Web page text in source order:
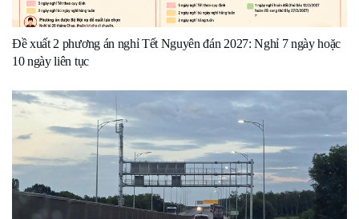
Đề xuất 2 phương án nghỉ Tết Nguyên đán 2027: Nghỉ 7 ngày hoặc
10 ngày liên tục